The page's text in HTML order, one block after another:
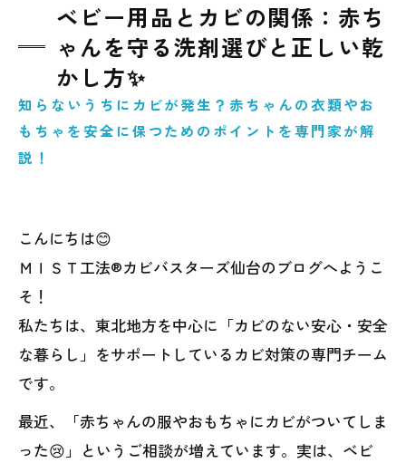
ベビー用品とカビの関係：赤ち
ゃんを守る洗剤選びと正しい乾
かし方✨
知らないうちにカビが発生？赤ちゃんの衣類やお
もちゃを安全に保つためのポイントを専門家が解
説！
こんにちは😊
ＭＩＳＴ工法®カビバスターズ仙台のブログへようこ
そ！
私たちは、東北地方を中心に「カビのない安心・安全
な暮らし」をサポートしているカビ対策の専門チーム
です。
最近、「赤ちゃんの服やおもちゃにカビがついてしま
った😢」というご相談が増えています。実は、ベビ